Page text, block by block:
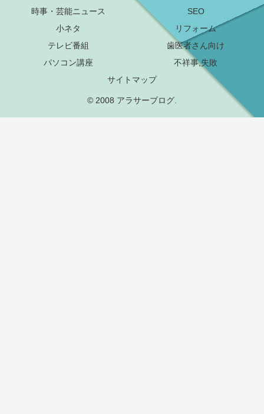
時事・芸能ニュース
SEO
小ネタ
リフォーム
テレビ番組
歯医者さん向け
パソコン講座
不祥事,失敗
サイトマップ
© 2008 アラサーブログ.